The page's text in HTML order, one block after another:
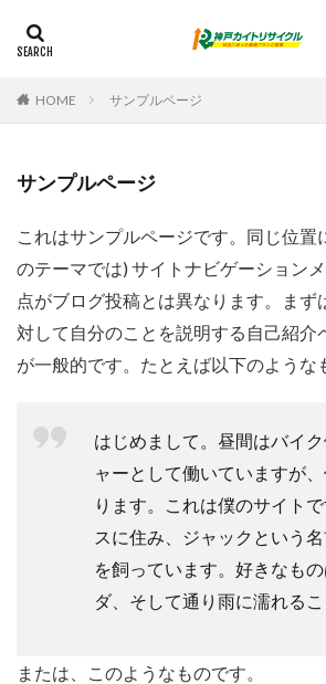
HOME サンプルページ
サンプルページ
これはサンプルページです。同じ位置
のテーマでは) サイトナビゲーション
点がブログ投稿とは異なります。まず
対して自分のことを説明する自己紹介
が一般的です。たとえば以下のような
はじめまして。昼間はバイ
ャーとして働いていますが
ります。これは僕のサイト
スに住み、ジャックという
を飼っています。好きなも
ダ、そして通り雨に濡れるこ
または、このようなものです。